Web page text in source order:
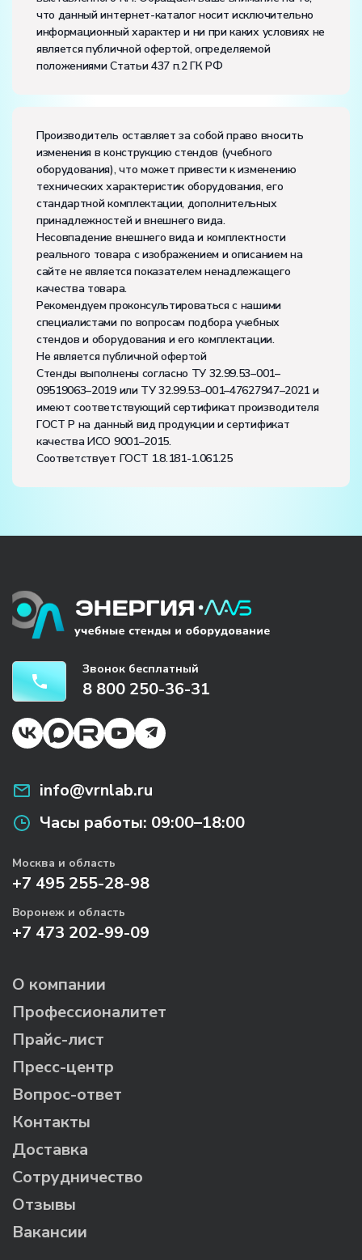
что данный интернет-каталог носит исключительно
информационный характер и ни при каких условиях не
является публичной офертой, определяемой
положениями Статьи 437 п.2 ГК РФ
Производитель оставляет за собой право вносить
изменения в конструкцию стендов (учебного
оборудования), что может привести к изменению
технических характеристик оборудования, его
стандартной комплектации, дополнительных
принадлежностей и внешнего вида.
Несовпадение внешнего вида и комплектности
реального товара с изображением и описанием на
сайте не является показателем ненадлежащего
качества товара.
Рекомендуем проконсультироваться с нашими
специалистами по вопросам подбора учебных
стендов и оборудования и его комплектации.
Не является публичной офертой
Стенды выполнены согласно ТУ 32.99.53–001–
09519063–2019 или ТУ 32.99.53–001–47627947–2021 и
имеют соответствующий сертификат производителя
ГОСТ Р на данный вид продукции и сертификат
качества ИСО 9001–2015.
Соответствует ГОСТ 1.8.181-1.061.25
Звонок бесплатный
8 800 250-36-31
info@vrnlab.ru
Часы работы: 09:00–18:00
Москва и область
+7 495 255-28-98
Воронеж и область
+7 473 202-99-09
О компании
Профессионалитет
Прайс-лист
Пресс-центр
Вопрос-ответ
Контакты
Доставка
Сотрудничество
Отзывы
Вакансии